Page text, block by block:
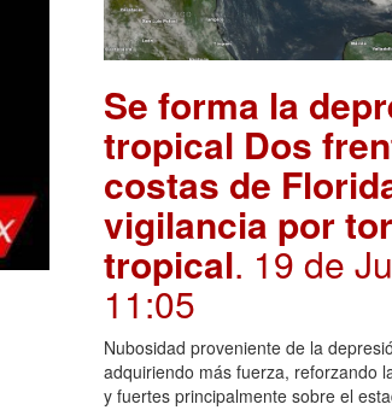
Se forma la
tropical Dos
costas de
vigilancia por
tropical. 19 de
11:05
Nubosidad proveniente de la
adquiriendo más fuerza, reforzando
y fuertes principalmente sobre el